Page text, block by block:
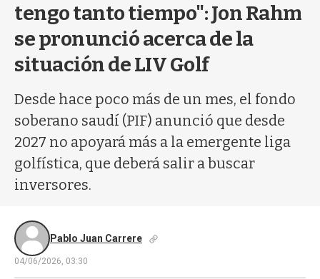
�
tengo tanto tiempo": Jon Rahm
se pronunció acerca de la
situación de LIV Golf
Desde hace poco más de un mes, el fondo
soberano saudí (PIF) anunció que desde
2027 no apoyará más a la emergente liga
golfística, que deberá salir a buscar
inversores.
Pablo Juan Carrere
04/06/2026, 03:30